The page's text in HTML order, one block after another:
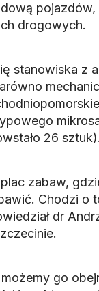
pojazdów,
drogowych.
stanowiska z
26
zabaw,
Chodzi o
dr
go